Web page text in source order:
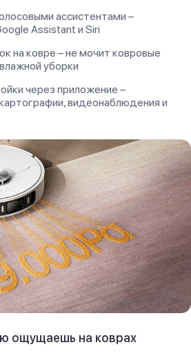
ассистентами –
Assistant и Siri
на ковре – не мочит ковровые
уборки
через приложение –
видеонаблюдения и
ощущаешь на коврах